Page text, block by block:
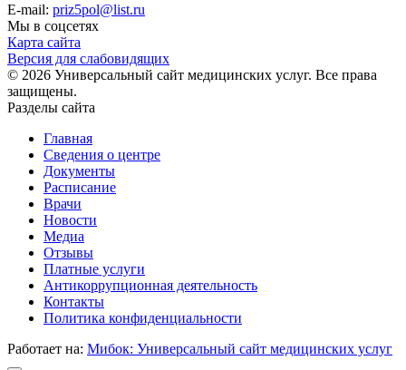
E-mail: priz5pol@list.ru
Мы в соцсетях
Карта сайта
Версия для слабовидящих
© 2026 Универсальный сайт медицинских услуг. Все права
защищены.
Разделы сайта
Главная
Сведения о центре
Документы
Расписание
Врачи
Новости
Медиа
Отзывы
Платные услуги
Антикоррупционная деятельность
Контакты
Политика конфиденциальности
Работает на: Мибок: Универсальный сайт медицинских услуг